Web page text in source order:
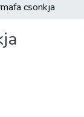
csonkja